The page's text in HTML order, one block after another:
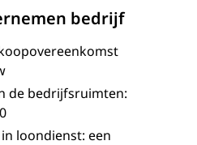
bedrijf
de bedrijfsruimten:
loondienst: een